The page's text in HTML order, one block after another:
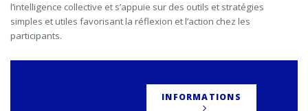
l’intelligence collective et s’appuie sur des outils et stratégies
simples et utiles favorisant la réflexion et l’action chez les
participants.
INFORMATIONS